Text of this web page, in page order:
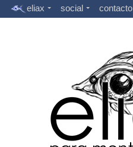
eliax social contacto